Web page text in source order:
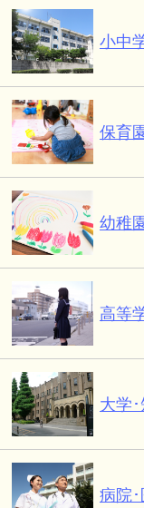
小中
保育
幼稚
高等
大学
病院